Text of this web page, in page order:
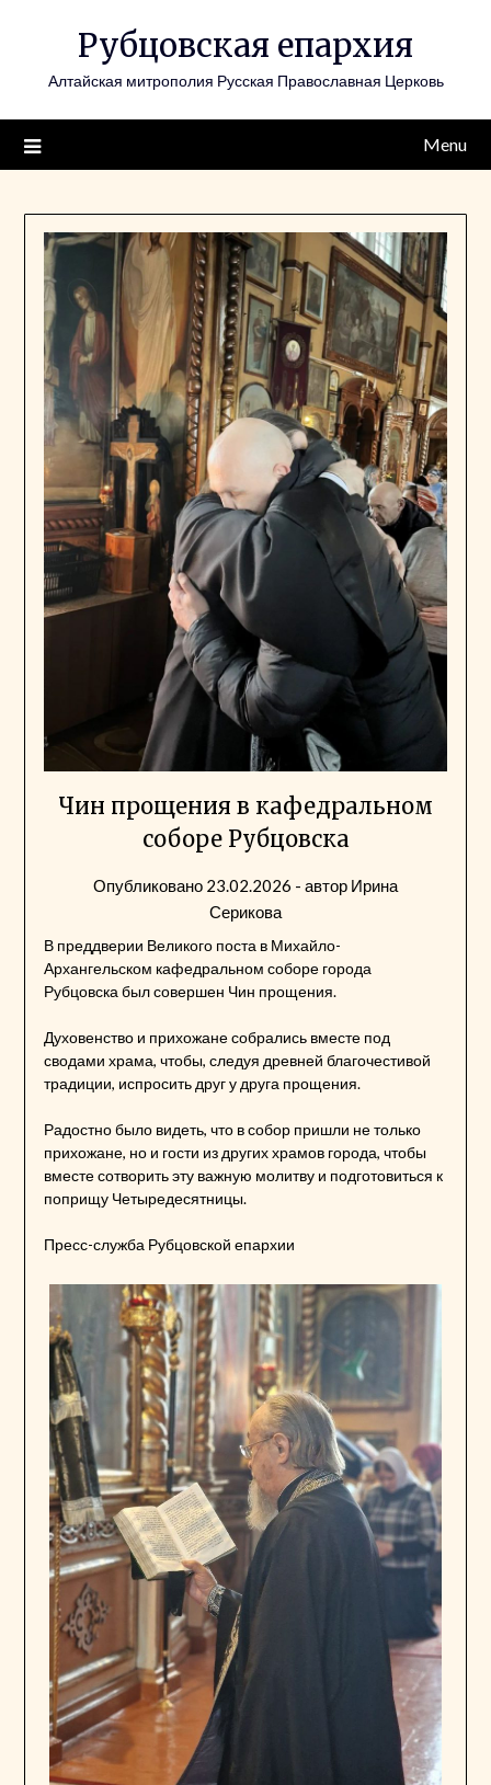
Рубцовская епархия
Алтайская митрополия Русская Православная Церковь
Menu
Чин прощения в кафедральном
соборе Рубцовска
Опубликовано 23.02.2026 - автор Ирина
Серикова
В преддверии Великого поста в Михайло-
Архангельском кафедральном соборе города
Рубцовска был совершен Чин прощения.
Духовенство и прихожане собрались вместе под
сводами храма, чтобы, следуя древней благочестивой
традиции, испросить друг у друга прощения.
Радостно было видеть, что в собор пришли не только
прихожане, но и гости из других храмов города, чтобы
вместе сотворить эту важную молитву и подготовиться к
поприщу Четыредесятницы.
Пресс-служба Рубцовской епархии